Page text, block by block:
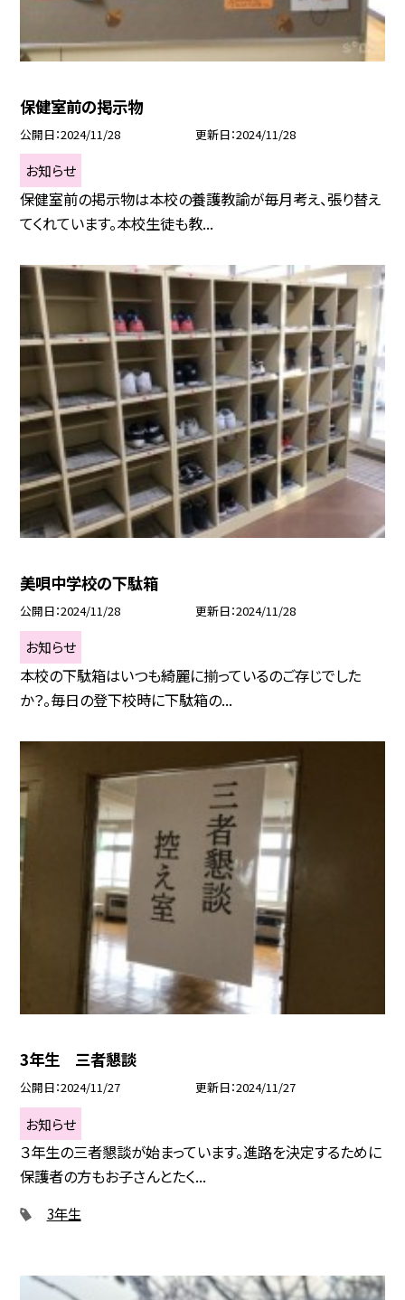
保健室前の掲示物
公開日 2024/11/28 更新日 2024/11/28
お知らせ
保健室前の掲示物は本校の養護教諭が毎月考え、張り替え
てくれています。本校生徒も教...
美唄中学校の下駄箱
公開日 2024/11/28 更新日 2024/11/28
お知らせ
本校の下駄箱はいつも綺麗に揃っているのご存じでした
か？。毎日の登下校時に下駄箱の...
3年生 三者懇談
公開日 2024/11/27 更新日 2024/11/27
お知らせ
３年生の三者懇談が始まっています。進路を決定するために
保護者の方もお子さんとたく...
3年生